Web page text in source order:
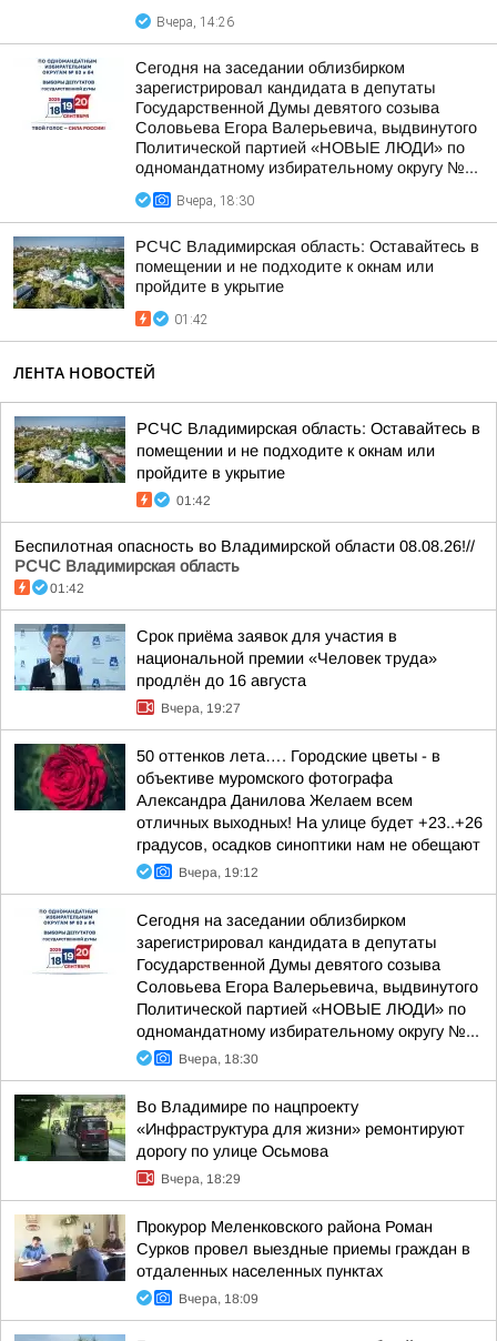
Вчера, 14:26
Сегодня на заседании облизбирком
зарегистрировал кандидата в депутаты
Государственной Думы девятого созыва
Соловьева Егора Валерьевича, выдвинутого
Политической партией «НОВЫЕ ЛЮДИ» по
одномандатному избирательному округу №...
Вчера, 18:30
РСЧС Владимирская область: Оставайтесь в
помещении и не подходите к окнам или
пройдите в укрытие
01:42
ЛЕНТА НОВОСТЕЙ
РСЧС Владимирская область: Оставайтесь в
помещении и не подходите к окнам или
пройдите в укрытие
01:42
Беспилотная опасность во Владимирской области 08.08.26!//
РСЧС Владимирская область
01:42
Срок приёма заявок для участия в
национальной премии «Человек труда»
продлён до 16 августа
Вчера, 19:27
50 оттенков лета…. Городские цветы - в
объективе муромского фотографа
Александра Данилова Желаем всем
отличных выходных! На улице будет +23..+26
градусов, осадков синоптики нам не обещают
Вчера, 19:12
Сегодня на заседании облизбирком
зарегистрировал кандидата в депутаты
Государственной Думы девятого созыва
Соловьева Егора Валерьевича, выдвинутого
Политической партией «НОВЫЕ ЛЮДИ» по
одномандатному избирательному округу №...
Вчера, 18:30
Во Владимире по нацпроекту
«Инфраструктура для жизни» ремонтируют
дорогу по улице Осьмова
Вчера, 18:29
Прокурор Меленковского района Роман
Сурков провел выездные приемы граждан в
отдаленных населенных пунктах
Вчера, 18:09